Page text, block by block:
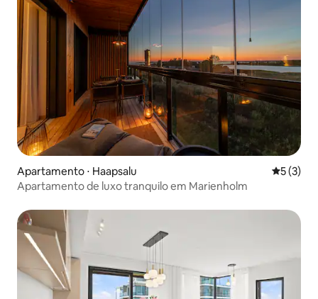
Apartamento ⋅ Haapsalu 5 de
5 (3)
Apartamento de luxo tranquilo em Marienholm